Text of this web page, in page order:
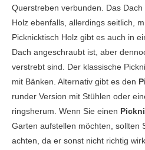
Querstreben verbunden. Das
Holz ebenfalls, allerdings seitlich,
Picknicktisch Holz gibt es auch in
Dach angeschraubt ist, aber
verstrebt sind. Der klassische
mit Bänken. Alternativ gibt es den
runder Version mit Stühlen oder
ringsherum. Wenn Sie einen
Garten aufstellen möchten, sollten
achten, da er sonst nicht richtig